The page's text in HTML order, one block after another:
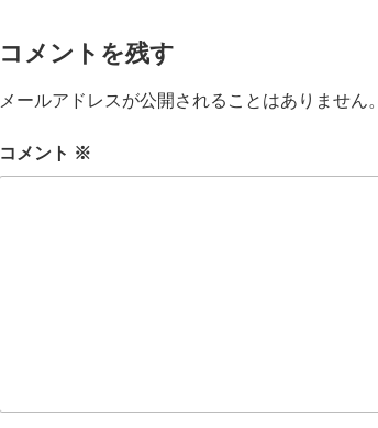
コメントを残す
メールアドレスが公開されることはありません。
コメント ※